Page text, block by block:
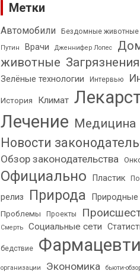
Метки
Автомобили Бездомные животные
Путин Врачи Дженнифер Лопес
животные Загрязнения
Зелёные технологии Интервью
История Климат
Лечение Медицина
Новости
Обзор законодательства
Официально Пластик
релиз
Природа Природные
Проблемы Проекты
Смерть Социальные сети
бедствие
организации Экономика бьюти-